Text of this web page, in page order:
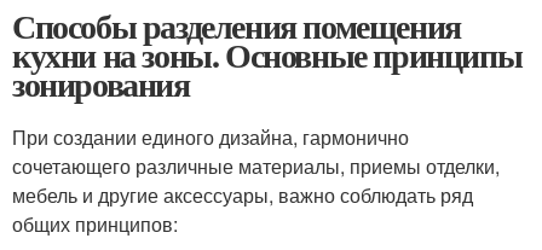
Способы разделения помещения
кухни на зоны. Основные принципы
зонирования
При создании единого дизайна, гармонично
сочетающего различные материалы, приемы отделки,
мебель и другие аксессуары, важно соблюдать ряд
общих принципов: